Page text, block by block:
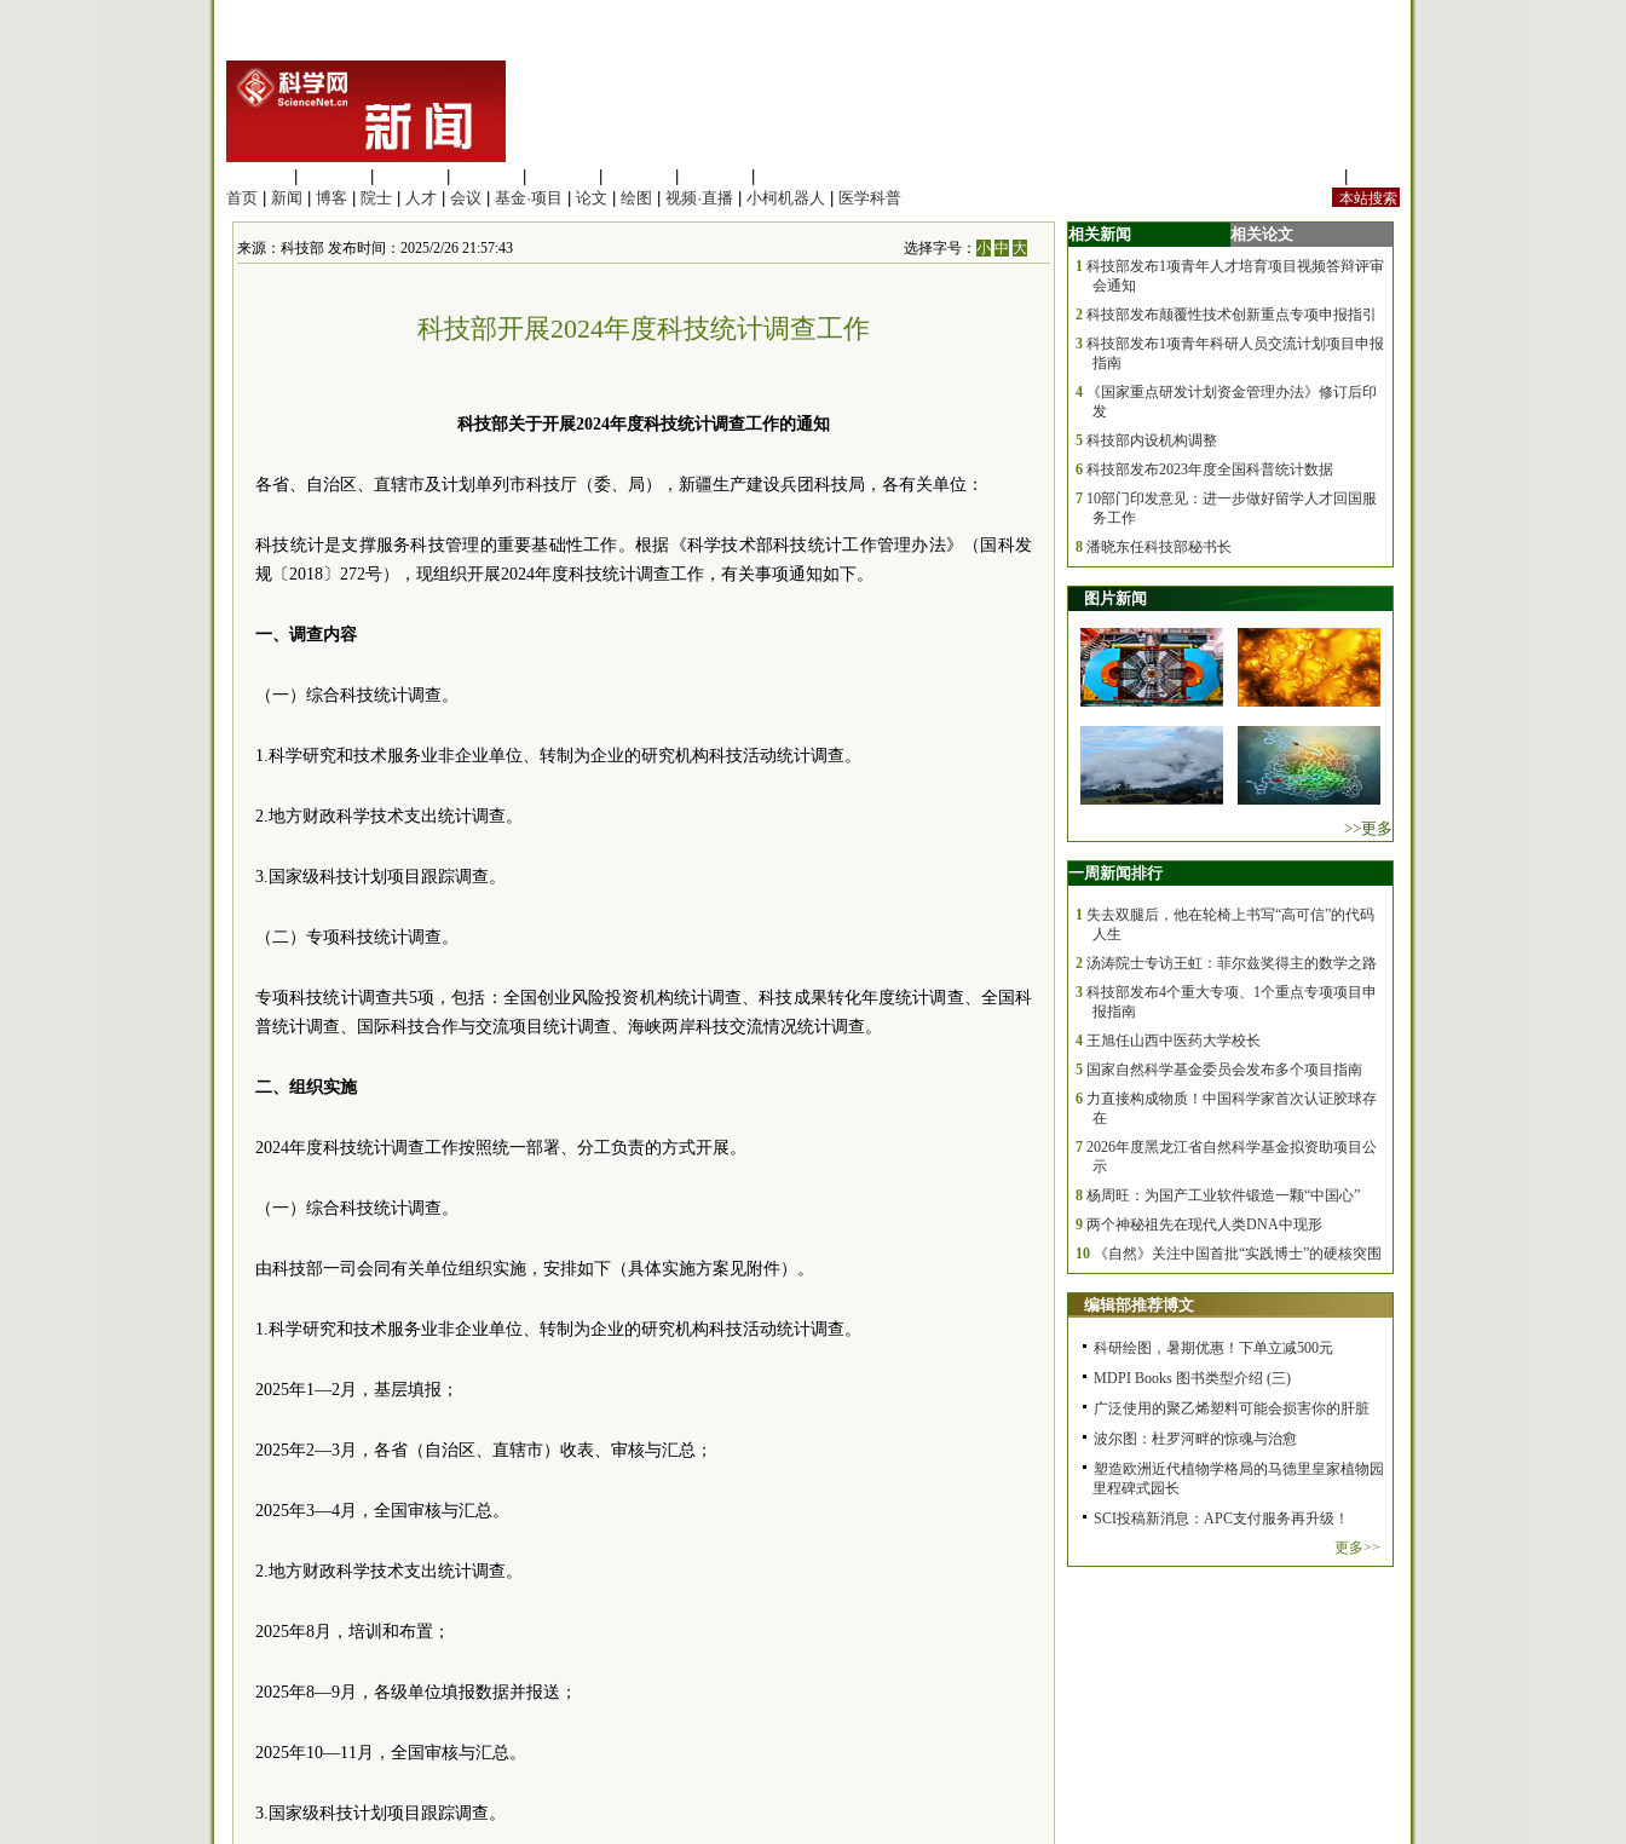
首页
新闻 博客 院士 人才 会议 基金·项目 论文 绘图 视频·直播 小柯机器人 医学科普
来源：科技部 发布时间：2025/2/26 21:57:43 选择字号：小 中 大
科技部开展2024年度科技统计调查工作
科技部关于开展2024年度科技统计调查工作的通知
各省、自治区、直辖市及计划单列市科技厅（委、局），新疆生产建设兵团科技局，各有关单位：
科技统计是支撑服务科技管理的重要基础性工作。根据《科学技术部科技统计工作管理办法》（国科发
规〔2018〕272号），现组织开展2024年度科技统计调查工作，有关事项通知如下。
一、调查内容
（一）综合科技统计调查。
1.科学研究和技术服务业非企业单位、转制为企业的研究机构科技活动统计调查。
2.地方财政科学技术支出统计调查。
3.国家级科技计划项目跟踪调查。
（二）专项科技统计调查。
专项科技统计调查共5项，包括：全国创业风险投资机构统计调查、科技成果转化年度统计调查、全国科
普统计调查、国际科技合作与交流项目统计调查、海峡两岸科技交流情况统计调查。
二、组织实施
2024年度科技统计调查工作按照统一部署、分工负责的方式开展。
（一）综合科技统计调查。
由科技部一司会同有关单位组织实施，安排如下（具体实施方案见附件）。
1.科学研究和技术服务业非企业单位、转制为企业的研究机构科技活动统计调查。
2025年1—2月，基层填报；
2025年2—3月，各省（自治区、直辖市）收表、审核与汇总；
2025年3—4月，全国审核与汇总。
2.地方财政科学技术支出统计调查。
2025年8月，培训和布置；
2025年8—9月，各级单位填报数据并报送；
2025年10—11月，全国审核与汇总。
3.国家级科技计划项目跟踪调查。
相关新闻 相关论文
1 科技部发布1项青年人才培育项目视频答辩评审
会通知
2 科技部发布颠覆性技术创新重点专项申报指引
3 科技部发布1项青年科研人员交流计划项目申报
指南
4
《国家重点研发计划资金管理办法》修订后印
发
5 科技部内设机构调整
6 科技部发布2023年度全国科普统计数据
7 10部门印发意见：进一步做好留学人才回国服
务工作
8 潘晓东任科技部秘书长
图片新闻
>>更多
一周新闻排行
1 失去双腿后，他在轮椅上书写“高可信”的代码
人生
2 汤涛院士专访王虹：菲尔兹奖得主的数学之路
3 科技部发布4个重大专项、1个重点专项项目申
报指南
4 王旭任山西中医药大学校长
5 国家自然科学基金委员会发布多个项目指南
6 力直接构成物质！中国科学家首次认证胶球存
在
7 2026年度黑龙江省自然科学基金拟资助项目公
示
8 杨周旺：为国产工业软件锻造一颗“中国心”
9 两个神秘祖先在现代人类DNA中现形
10
《自然》关注中国首批“实践博士”的硬核突围
编辑部推荐博文
科研绘图，暑期优惠！下单立减500元
MDPI Books 图书类型介绍 (三)
广泛使用的聚乙烯塑料可能会损害你的肝脏
波尔图：杜罗河畔的惊魂与治愈
塑造欧洲近代植物学格局的马德里皇家植物园
里程碑式园长
SCI投稿新消息：APC支付服务再升级！
更多>>